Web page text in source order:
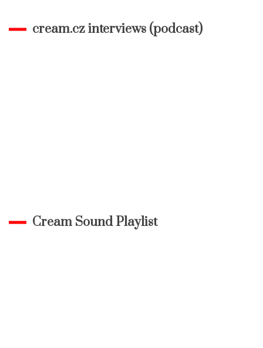
cream.cz interviews (podcast)
Cream Sound Playlist